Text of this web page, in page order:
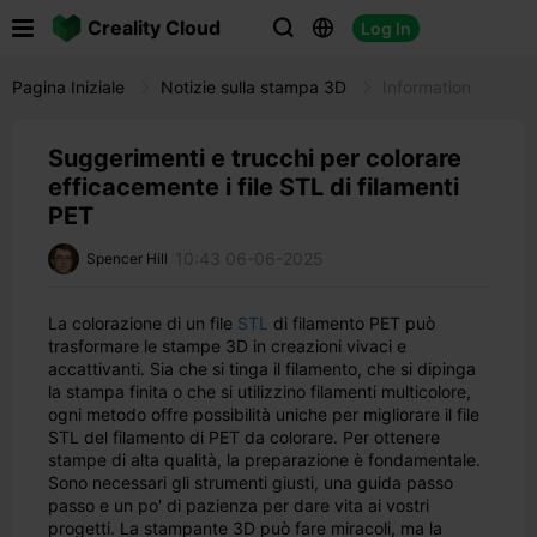
Creality Cloud   Log In
Pagina Iniziale Notizie sulla stampa 3D
Suggerimenti e trucchi per colorare
efficacemente i file STL di filamenti
PET
Spencer Hill 10:43 06-06-2025
La colorazione di un file STL di filamento PET può
trasformare le stampe 3D in creazioni vivaci e
accattivanti. Sia che si tinga il filamento, che si dipinga
la stampa finita o che si utilizzino filamenti multicolore,
ogni metodo offre possibilità uniche per migliorare il file
STL del filamento di PET da colorare. Per ottenere
stampe di alta qualità, la preparazione è fondamentale.
Sono necessari gli strumenti giusti, una guida passo
passo e un po' di pazienza per dare vita ai vostri
progetti. La stampante 3D può fare miracoli, ma la